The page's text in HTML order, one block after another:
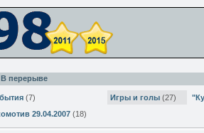
перерыве
(7) Игры и голы (27)
29.04.2007 (18)